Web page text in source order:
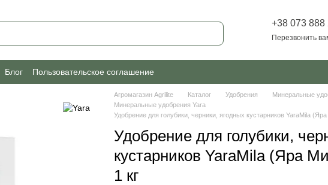
+38 073 888
Перезвонить
Блог Пользовательское соглашение
Агромагазин Agrilite Каталог Удобрения
Минеральные
Минеральные удобрения Yara
Удобрение для голубики, черники, ягодных кустарников YaraMila
Удобрение для голубики,
кустарников YaraMila (Яра
1 кг